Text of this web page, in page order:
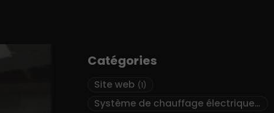
Catégories
Site web (1)
Système de chauffage électrique(2)